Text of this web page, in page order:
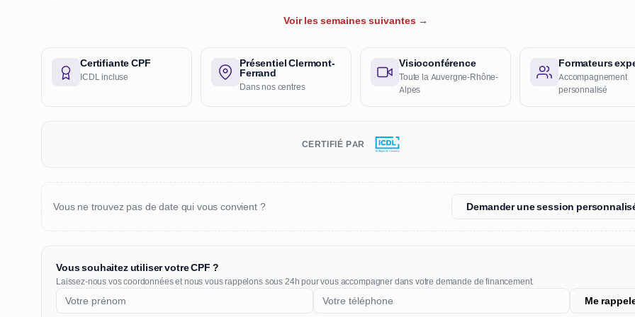
Voir les semaines suivantes →
Certifiante CPF
ICDL incluse
Présentiel Clermont-
Ferrand
Dans nos centres
Visioconférence
Toute la Auvergne-Rhône-
Alpes
Formateurs
Accompagnement
personnalisé
CERTIFIÉ PAR
Vous ne trouvez pas de date qui vous convient ? Demander une session
Vous souhaitez utiliser votre CPF ?
Laissez-nous vos coordonnées et nous vous rappelons sous 24h pour vous accompagner dans votre demande de financement.
Me